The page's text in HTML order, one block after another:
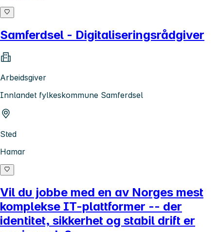
Samferdsel - Digitaliseringsrådgiver
Arbeidsgiver
Innlandet fylkeskommune Samferdsel
Sted
Hamar
Vil du jobbe med en av Norges mest
komplekse IT-plattformer -- der
identitet, sikkerhet og stabil drift er